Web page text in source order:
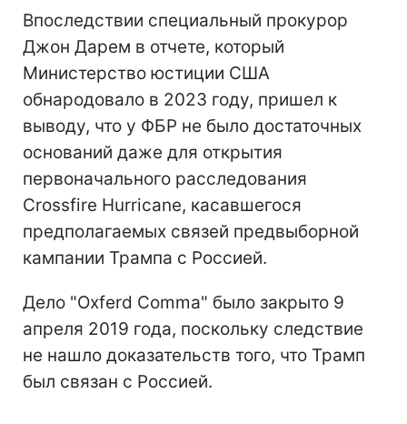
Впоследствии специальный прокурор
Джон Дарем в отчете, который
Министерство юстиции США
обнародовало в 2023 году, пришел к
выводу, что у ФБР не было достаточных
оснований даже для открытия
первоначального расследования
Crossfire Hurricane, касавшегося
предполагаемых связей предвыборной
кампании Трампа с Россией.
Дело "Oxferd Comma" было закрыто 9
апреля 2019 года, поскольку следствие
не нашло доказательств того, что Трамп
был связан с Россией.